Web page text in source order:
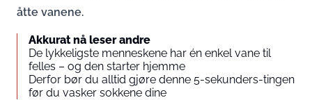
åtte vanene.
Akkurat nå leser andre
De lykkeligste menneskene har én enkel vane til
felles – og den starter hjemme
Derfor bør du alltid gjøre denne 5-sekunders-tingen
før du vasker sokkene dine